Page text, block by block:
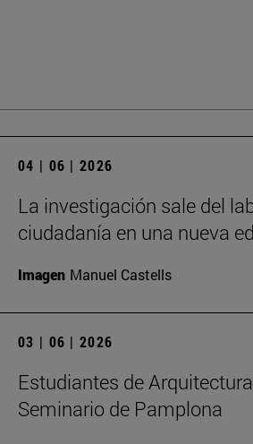
04 | 06 | 2026
La investigación sale del
ciudadanía en una nueva
Imagen Manuel Castells
03 | 06 | 2026
Estudiantes de
Seminario de Pamplona